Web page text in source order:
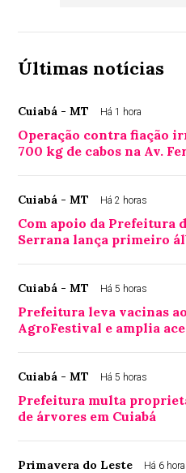
Últimas notícias
Cuiabá - MT Há 1 hora
Operação contra fiação
700 kg de cabos na Av.
Cuiabá - MT Há 2 horas
Com apoio da Prefeitura
Serrana lança primeiro
Cuiabá - MT Há 5 horas
Prefeitura leva vacinas
AgroFestival e amplia
Cuiabá - MT Há 5 horas
Prefeitura multa
de árvores em Cuiabá
Primavera do Leste Há 6